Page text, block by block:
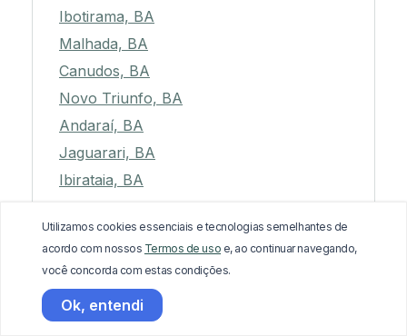
Ibotirama, BA
Malhada, BA
Canudos, BA
Novo Triunfo, BA
Andaraí, BA
Jaguarari, BA
Ibirataia, BA
Candeias, BA
Conceição do Almeida, BA
Quixabeira, BA
Medeiros Neto, BA
Utilizamos cookies essenciais e tecnologias semelhantes de
acordo com nossos Termos de uso e, ao continuar navegando,
você concorda com estas condições.
Ok, entendi